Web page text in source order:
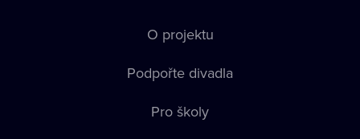
O projektu
Podpořte divadla
Pro školy